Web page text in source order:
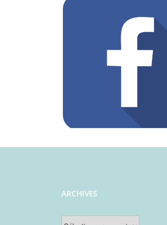
ARCHIVES